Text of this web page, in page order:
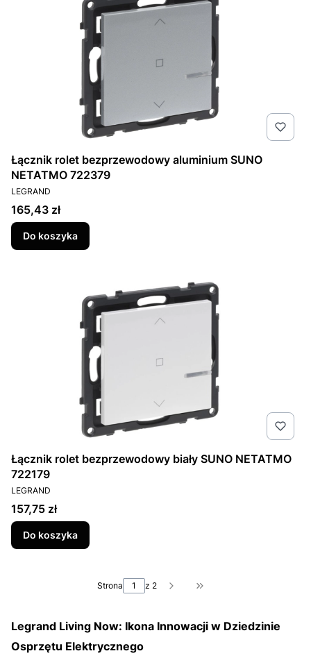
Łącznik rolet bezprzewodowy aluminium SUNO
NETATMO 722379
PRODUCENT
LEGRAND
Cena
165,43 zł
Do koszyka
Łącznik rolet bezprzewodowy biały SUNO NETATMO
722179
PRODUCENT
LEGRAND
Cena
157,75 zł
Do koszyka
Strona z 2 Przejdź do ostatniej
Legrand Living Now: Ikona Innowacji w Dziedzinie
Osprzętu Elektrycznego